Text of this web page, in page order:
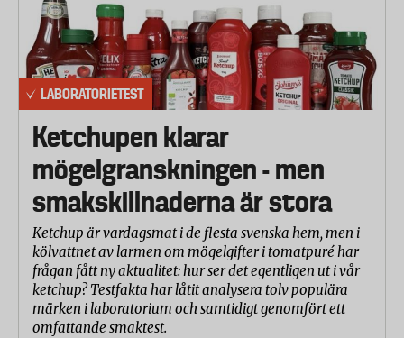
LABORATORIETEST
Ketchupen klarar
mögelgranskningen - men
smakskillnaderna är stora
Ketchup är vardagsmat i de flesta svenska hem, men i
kölvattnet av larmen om mögelgifter i tomatpuré har
frågan fått ny aktualitet: hur ser det egentligen ut i vår
ketchup? Testfakta har låtit analysera tolv populära
märken i laboratorium och samtidigt genomfört ett
omfattande smaktest.